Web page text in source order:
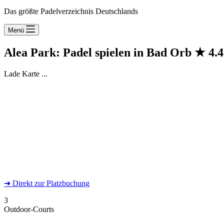
Das größte Padelverzeichnis Deutschlands
Menü
Alea Park: Padel spielen in Bad Orb ★ 4.4
Lade Karte ...
➜ Direkt zur Platzbuchung
3
Outdoor-Courts